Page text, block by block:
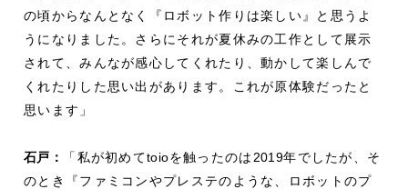
の頃からなんとなく『ロボット作りは楽しい』と思うよ
うになりました。さらにそれが夏休みの工作として展示
されて、みんなが感心してくれたり、動かして楽しんで
くれたりした思い出があります。これが原体験だったと
思います」
石戸： 「私が初めてtoioを触ったのは 2019年でしたが、そ
のとき『ファミコンやプレステのような、ロボットのプ